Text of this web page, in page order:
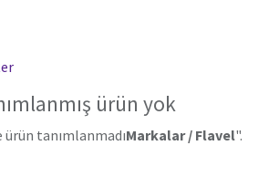
ürün yok
tanımlanmadıMarkalar / Flavel".